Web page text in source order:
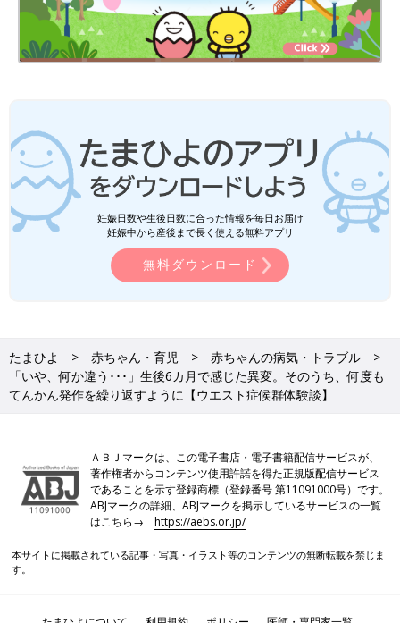
が不在で、月曜日に正確な診断ができるということでした。その
日は金曜日でした。『月曜日には、脳神経内科の医師がいるか
ら、このまま入院してもいいし、週明けの月曜日から入院しても
いいけど、どうしますか？』と聞かれたんです。
は家でもできる』と言うし、自宅で気をつけることを聞いたら
『発作が起きた時間と回数の記録をとれば、あとは普段どおりの
生活をしていて構わない』とのことだったので、取りあえず家に
帰ることにしました」（まきさん）
てんかん発作は増え、入院の日は5分の間に40回も
入院中のじょーくん。治療の効果で、発作が減り、笑顔が増えてきたころ。
月曜日、夫婦で病院を訪れたまきさん。入院した日は、12:00～
12:05の間に40回、13:00～13:03の間に20回も発作が。発作の回
数は増えてきていましたが、こんなに発作が起きたのは初めてで
妊娠日数や生後日数に合った情報を毎日お届け
妊娠中から産後まで長く使える無料アプリ
無料ダウンロード
たまひよ 赤ちゃん・育児
赤ちゃんの病気・トラブル
「いや、何か違う･･･」生後6カ月で感じた異変。そのうち、何度も
てんかん発作を繰り返すように【ウエスト症候群体験談】
ＡＢＪマークは、この電子書店・電子書籍配信サービスが、
著作権者からコンテンツ使用許諾を得た正規版配信サービス
であることを示す登録商標（登録番号 第11091000号）です。
ABJマークの詳細、ABJマークを掲示しているサービスの一覧
はこちら→https://aebs.or.jp/
本サイトに掲載されている記事・写真・イラスト等のコンテンツの無断転載を禁じま
す。